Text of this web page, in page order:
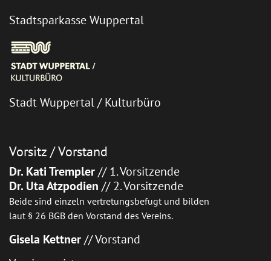
Stadtsparkasse Wuppertal
Stadt Wuppertal / Kulturbüro
Vorsitz / Vorstand
Dr. Kati Trempler// 1. Vorsitzende
Dr. Uta Atzpodien // 2. Vorsitzende
Beide sind einzeln vertretungsbefugt und bilden
laut § 26 BGB den Vorstand des Vereins.
Gisela Kettner// Vorstand